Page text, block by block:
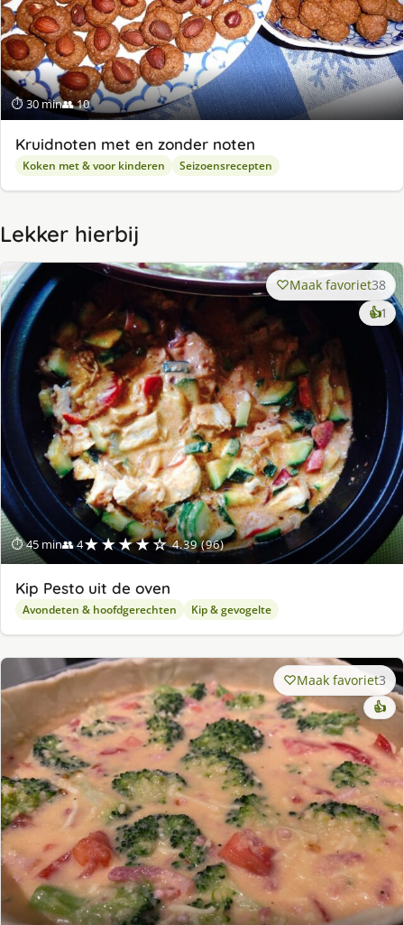
⏱ 30 min👥 10
Kruidnoten met en zonder noten
Koken met & voor kinderen Seizoensrecepten
Lekker hierbij
⏱ 45 min👥 4★★★★☆ 4.39 (96)
Maak favoriet38
👍1
Kip Pesto uit de oven
Avondeten & hoofdgerechten Kip & gevogelte
Maak favoriet3
👍